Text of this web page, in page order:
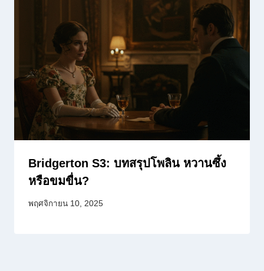
Bridgerton S3: บทสรุปโพลิน หวานซึ้ง
หรือขมขื่น?
พฤศจิกายน 10, 2025